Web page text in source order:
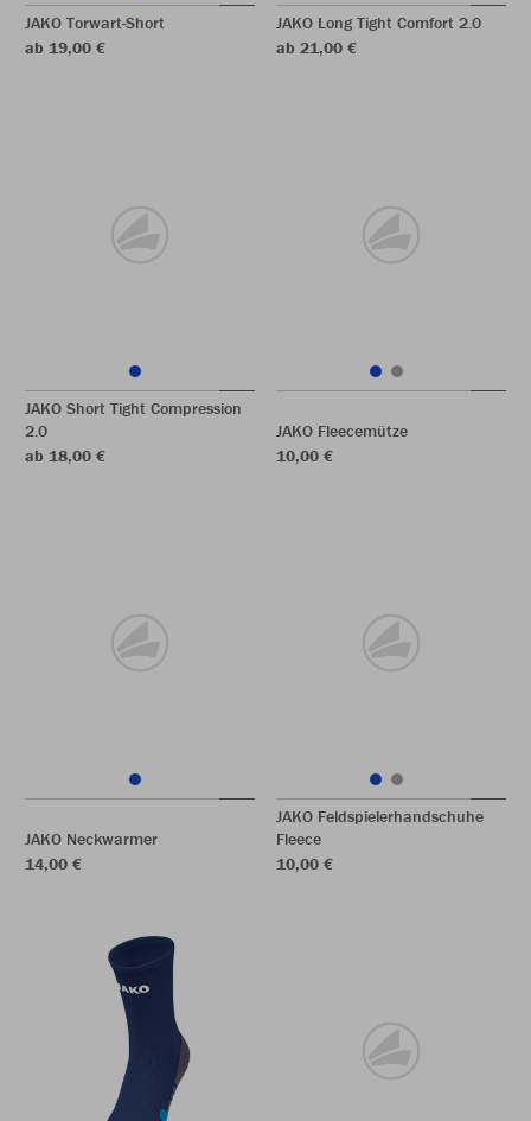
JAKO Torwart-Short
ab 19,00 €
JAKO Long Tight Comfort 2.0
ab 21,00 €
JAKO Short Tight Compression
2.0
ab 18,00 €
JAKO Fleecemütze
10,00 €
JAKO Neckwarmer
14,00 €
JAKO Feldspielerhandschuhe
Fleece
10,00 €